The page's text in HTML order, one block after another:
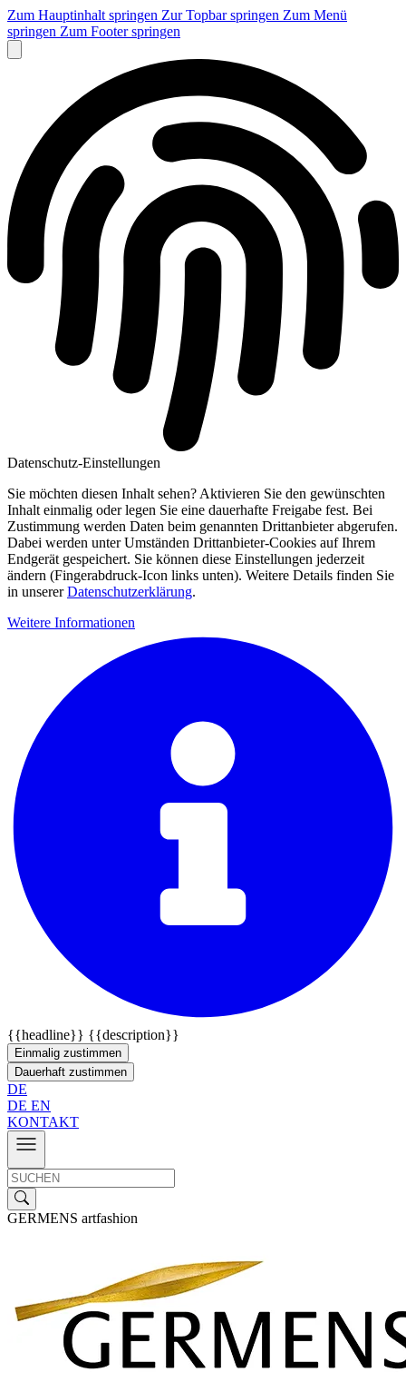
Zum Hauptinhalt springen Zur Topbar springen Zum Menü
springen Zum Footer springen
Datenschutz-Einstellungen
Sie möchten diesen Inhalt sehen? Aktivieren Sie den gewünschten
Inhalt einmalig oder legen Sie eine dauerhafte Freigabe fest. Bei
Zustimmung werden Daten beim genannten Drittanbieter abgerufen.
Dabei werden unter Umständen Drittanbieter-Cookies auf Ihrem
Endgerät gespeichert. Sie können diese Einstellungen jederzeit
ändern (Fingerabdruck-Icon links unten). Weitere Details finden Sie
in unsererDatenschutzerklärung.
Weitere Informationen
{{headline}} {{description}}
Einmalig zustimmen
Dauerhaft zustimmen
DE
DE EN
KONTAKT
GERMENS artfashion